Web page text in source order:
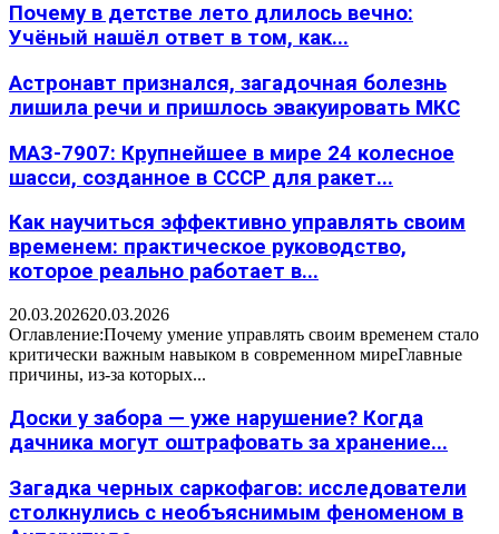
Почему в детстве лето длилось вечно:
Учёный нашёл ответ в том, как...
Астронавт признался, загадочная болезнь
лишила речи и пришлось эвакуировать МКС
МАЗ-7907: Крупнейшее в мире 24 колесное
шасси, созданное в СССР для ракет...
Как научиться эффективно управлять своим
временем: практическое руководство,
которое реально работает в...
20.03.202620.03.2026
Оглавление:Почему умение управлять своим временем стало
критически важным навыком в современном миреГлавные
причины, из-за которых...
Доски у забора — уже нарушение? Когда
дачника могут оштрафовать за хранение...
Загадка черных саркофагов: исследователи
столкнулись с необъяснимым феноменом в